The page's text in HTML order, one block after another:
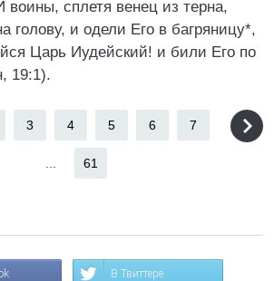
воины, сплетя венец из терна,
голову, и одели Его в багряницу*,
Царь Иудейский! и били Его по
19:1).
3 4 5 6 7
61
В Твиттере